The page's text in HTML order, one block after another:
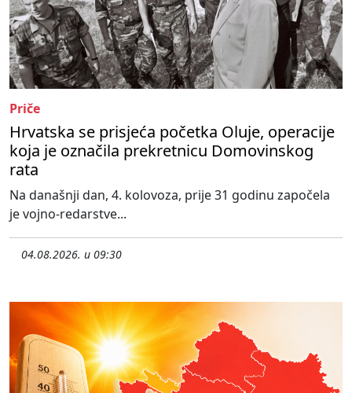
Priče
Hrvatska se prisjeća početka Oluje, operacije
koja je označila prekretnicu Domovinskog
rata
Na današnji dan, 4. kolovoza, prije 31 godinu započela
je vojno-redarstve...
04.08.2026. u 09:30